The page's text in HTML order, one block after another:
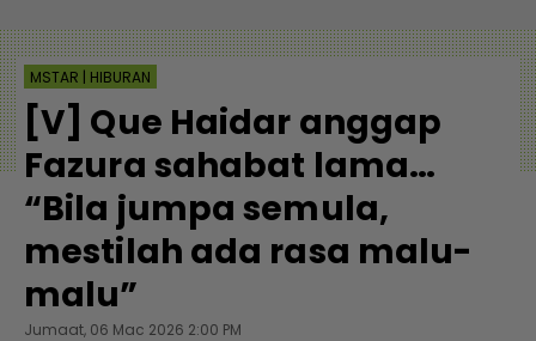
MSTAR | HIBURAN
[V] Que Haidar anggap
Fazura sahabat lama…
“Bila jumpa semula,
mestilah ada rasa malu-
malu”
Jumaat, 06 Mac 2026 2:00 PM